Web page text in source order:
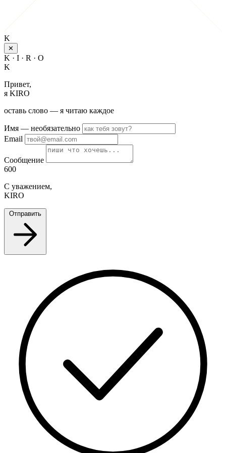
K
✕
K · I · R · O
K
Привет,
я KIRO
оставь слово — я читаю каждое
Имя — необязательно
Email
Сообщение
600
С уважением,
KIRO
Отправить